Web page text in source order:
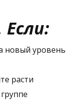
новый уровень
расти